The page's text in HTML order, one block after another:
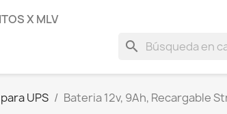
X MLV
search
UPS
Bateria 12v, 9Ah, Recargable